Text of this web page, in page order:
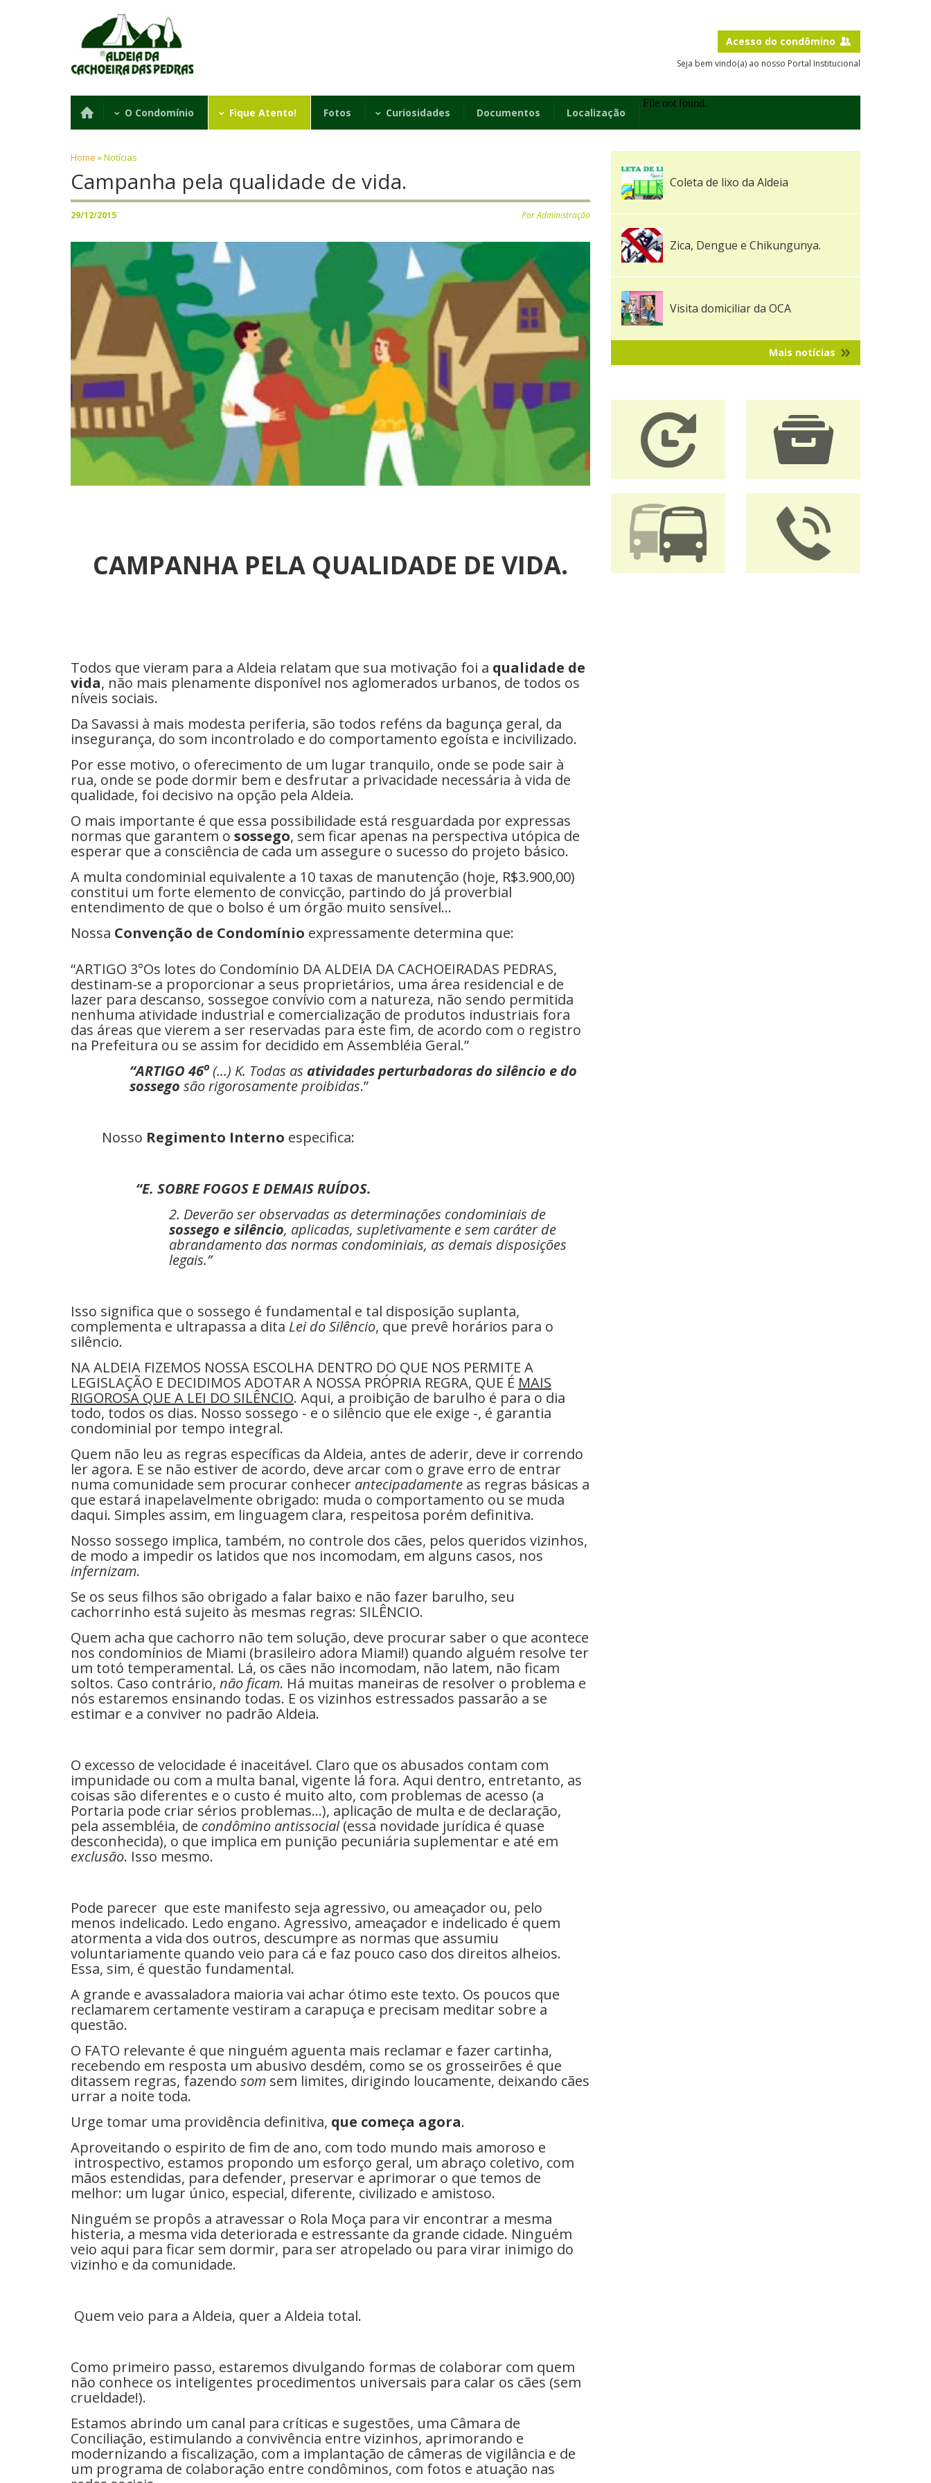
Acesso do condômino
Seja bem vindo(a) ao nosso Portal Institucional
O Condomínio Fique Atento! Fotos Curiosidades Documentos Localização
Home »Notícias
Campanha pela qualidade de vida.
Por Administração
29/12/2015
CAMPANHA PELA QUALIDADE DE VIDA.
Todos que vieram para a Aldeia relatam que sua motivação foi a qualidade de
vida, não mais plenamente disponível nos aglomerados urbanos, de todos os
níveis sociais.
Da Savassi à mais modesta periferia, são todos reféns da bagunça geral, da
insegurança, do som incontrolado e do comportamento egoísta e incivilizado.
Por esse motivo, o oferecimento de um lugar tranquilo, onde se pode sair à
rua, onde se pode dormir bem e desfrutar a privacidade necessária à vida de
qualidade, foi decisivo na opção pela Aldeia.
O mais importante é que essa possibilidade está resguardada por expressas
normas que garantem o sossego, sem ficar apenas na perspectiva utópica de
esperar que a consciência de cada um assegure o sucesso do projeto básico.
A multa condominial equivalente a 10 taxas de manutenção (hoje, R$3.900,00)
constitui um forte elemento de convicção, partindo do já proverbial
entendimento de que o bolso é um órgão muito sensível...
Nossa Convenção de Condomínio expressamente determina que:
“ARTIGO 3°Os lotes do Condomínio DA ALDEIA DA CACHOEIRADAS PEDRAS,
destinam-se a proporcionar a seus proprietários, uma área residencial e de
lazer para descanso, sossegoe convívio com a natureza, não sendo permitida
nenhuma atividade industrial e comercialização de produtos industriais fora
das áreas que vierem a ser reservadas para este fim, de acordo com o registro
na Prefeitura ou se assim for decidido em Assembléia Geral.”
“ARTIGO 46o (...) K. Todas as atividades perturbadoras do silêncio e do
sossego são rigorosamente proibidas.”
Nosso Regimento Interno especifica:
“E. SOBRE FOGOS E DEMAIS RUÍDOS.
2. Deverão ser observadas as determinações condominiais de
sossego e silêncio, aplicadas, supletivamente e sem caráter de
abrandamento das normas condominiais, as demais disposições
legais.”
Isso significa que o sossego é fundamental e tal disposição suplanta,
complementa e ultrapassa a dita Lei do Silêncio, que prevê horários para o
silêncio.
NA ALDEIA FIZEMOS NOSSA ESCOLHA DENTRO DO QUE NOS PERMITE A
LEGISLAÇÃO E DECIDIMOS ADOTAR A NOSSA PRÓPRIA REGRA, QUE É MAIS
RIGOROSA QUE A LEI DO SILÊNCIO. Aqui, a proibição de barulho é para o dia
todo, todos os dias. Nosso sossego - e o silêncio que ele exige -, é garantia
condominial por tempo integral.
Quem não leu as regras específicas da Aldeia, antes de aderir, deve ir correndo
ler agora. E se não estiver de acordo, deve arcar com o grave erro de entrar
numa comunidade sem procurar conhecer antecipadamente as regras básicas a
que estará inapelavelmente obrigado: muda o comportamento ou se muda
daqui. Simples assim, em linguagem clara, respeitosa porém definitiva.
Nosso sossego implica, também, no controle dos cães, pelos queridos vizinhos,
de modo a impedir os latidos que nos incomodam, em alguns casos, nos
infernizam.
Se os seus filhos são obrigado a falar baixo e não fazer barulho, seu
cachorrinho está sujeito às mesmas regras: SILÊNCIO.
Quem acha que cachorro não tem solução, deve procurar saber o que acontece
nos condomínios de Miami (brasileiro adora Miami!) quando alguém resolve ter
um totó temperamental. Lá, os cães não incomodam, não latem, não ficam
soltos. Caso contrário, não ficam. Há muitas maneiras de resolver o problema e
nós estaremos ensinando todas. E os vizinhos estressados passarão a se
estimar e a conviver no padrão Aldeia.
O excesso de velocidade é inaceitável. Claro que os abusados contam com
impunidade ou com a multa banal, vigente lá fora. Aqui dentro, entretanto, as
coisas são diferentes e o custo é muito alto, com problemas de acesso (a
Portaria pode criar sérios problemas...), aplicação de multa e de declaração,
pela assembléia, de condômino antissocial(essa novidade jurídica é quase
desconhecida), o que implica em punição pecuniária suplementar e até em
exclusão. Isso mesmo.
Pode parecer que este manifesto seja agressivo, ou ameaçador ou, pelo
menos indelicado. Ledo engano. Agressivo, ameaçador e indelicado é quem
atormenta a vida dos outros, descumpre as normas que assumiu
voluntariamente quando veio para cá e faz pouco caso dos direitos alheios.
Essa, sim, é questão fundamental.
A grande e avassaladora maioria vai achar ótimo este texto. Os poucos que
reclamarem certamente vestiram a carapuça e precisam meditar sobre a
questão.
O FATO relevante é que ninguém aguenta mais reclamar e fazer cartinha,
recebendo em resposta um abusivo desdém, como se os grosseirões é que
ditassem regras, fazendo som sem limites, dirigindo loucamente, deixando cães
urrar a noite toda.
Urge tomar uma providência definitiva, que começa agora.
Aproveitando o espirito de fim de ano, com todo mundo mais amoroso e
introspectivo, estamos propondo um esforço geral, um abraço coletivo, com
mãos estendidas, para defender, preservar e aprimorar o que temos de
melhor: um lugar único, especial, diferente, civilizado e amistoso.
Ninguém se propôs a atravessar o Rola Moça para vir encontrar a mesma
histeria, a mesma vida deteriorada e estressante da grande cidade. Ninguém
veio aqui para ficar sem dormir, para ser atropelado ou para virar inimigo do
vizinho e da comunidade.
Quem veio para a Aldeia, quer a Aldeia total.
Como primeiro passo, estaremos divulgando formas de colaborar com quem
não conhece os inteligentes procedimentos universais para calar os cães (sem
crueldade!).
Estamos abrindo um canal para críticas e sugestões, uma Câmara de
Conciliação, estimulando a convivência entre vizinhos, aprimorando e
modernizando a fiscalização, com a implantação de câmeras de vigilância e de
um programa de colaboração entre condôminos, com fotos e atuação nas
Coleta de lixo da Aldeia
Zica, Dengue e Chikungunya.
Visita domiciliar da OCA
Mais notícias